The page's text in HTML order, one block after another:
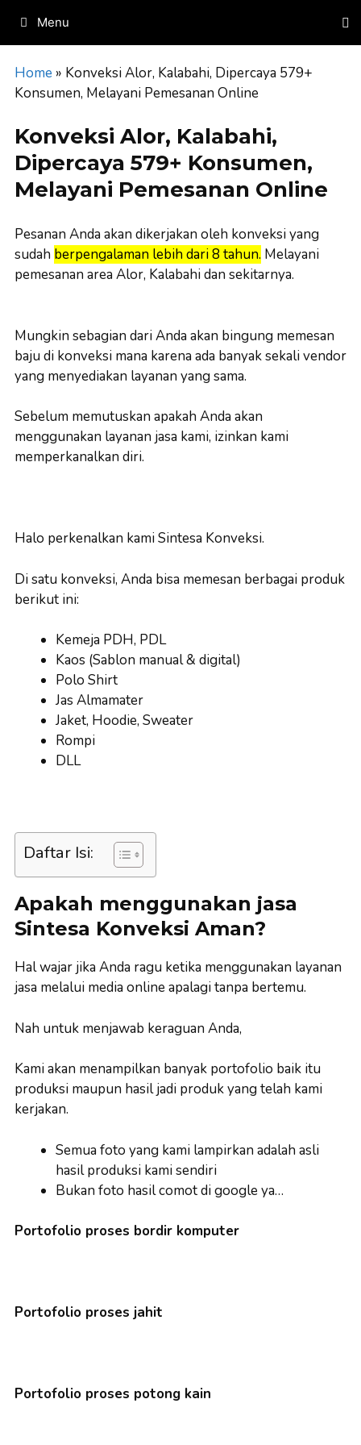
content
Menu
Home » Konveksi Alor, Kalabahi, Dipercaya 579+
Konsumen, Melayani Pemesanan Online
Konveksi Alor, Kalabahi,
Dipercaya 579+ Konsumen,
Melayani Pemesanan Online
Pesanan Anda akan dikerjakan oleh konveksi yang
sudah berpengalaman lebih dari 8 tahun. Melayani
pemesanan area Alor, Kalabahi dan sekitarnya.
Mungkin sebagian dari Anda akan bingung memesan
baju di konveksi mana karena ada banyak sekali vendor
yang menyediakan layanan yang sama.
Sebelum memutuskan apakah Anda akan
menggunakan layanan jasa kami, izinkan kami
memperkanalkan diri.
Halo perkenalkan kami Sintesa Konveksi.
Di satu konveksi, Anda bisa memesan berbagai produk
berikut ini:
Kemeja PDH, PDL
Kaos (Sablon manual & digital)
Polo Shirt
Jas Almamater
Jaket, Hoodie, Sweater
Rompi
DLL
Daftar Isi:
Apakah menggunakan jasa
Sintesa Konveksi Aman?
Hal wajar jika Anda ragu ketika menggunakan layanan
jasa melalui media online apalagi tanpa bertemu.
Nah untuk menjawab keraguan Anda,
Kami akan menampilkan banyak portofolio baik itu
produksi maupun hasil jadi produk yang telah kami
kerjakan.
Semua foto yang kami lampirkan adalah asli
hasil produksi kami sendiri
Bukan foto hasil comot di google ya…
Portofolio proses bordir komputer
Portofolio proses jahit
Portofolio proses potong kain